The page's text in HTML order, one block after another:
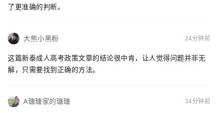
了更准确的判断。
大熊小黑粉 24分钟前
这篇新泰成人高考政策文章的结论很中肯，让人觉得问题并非无
解，只需要找到正确的方法。
A瑭瑭家的瑭瑭 34分钟前